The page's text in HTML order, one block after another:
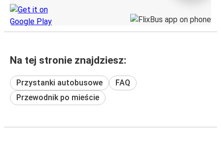
Na tej stronie znajdziesz:
Przystanki autobusowe
FAQ
Przewodnik po mieście